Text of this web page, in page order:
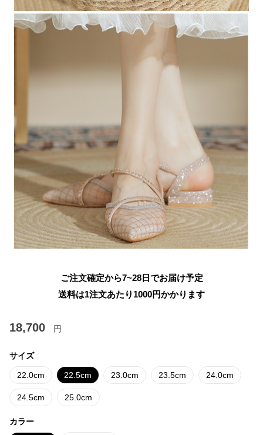
ご注文確定から7~28日でお届け予定
送料は1注文あたり 1000円かかります
18,700 円
サイズ
22.0cm 22.5cm 23.0cm 23.5cm 24.0cm
24.5cm 25.0cm
カラー